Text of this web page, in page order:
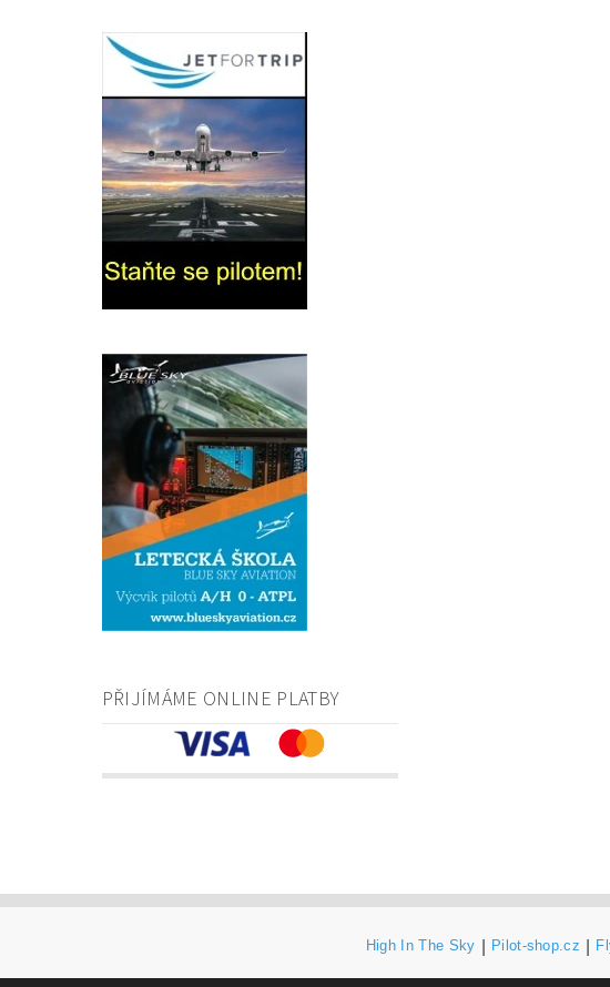
PŘIJÍMÁME ONLINE PLATBY
High In The Sky Pilot-shop.cz